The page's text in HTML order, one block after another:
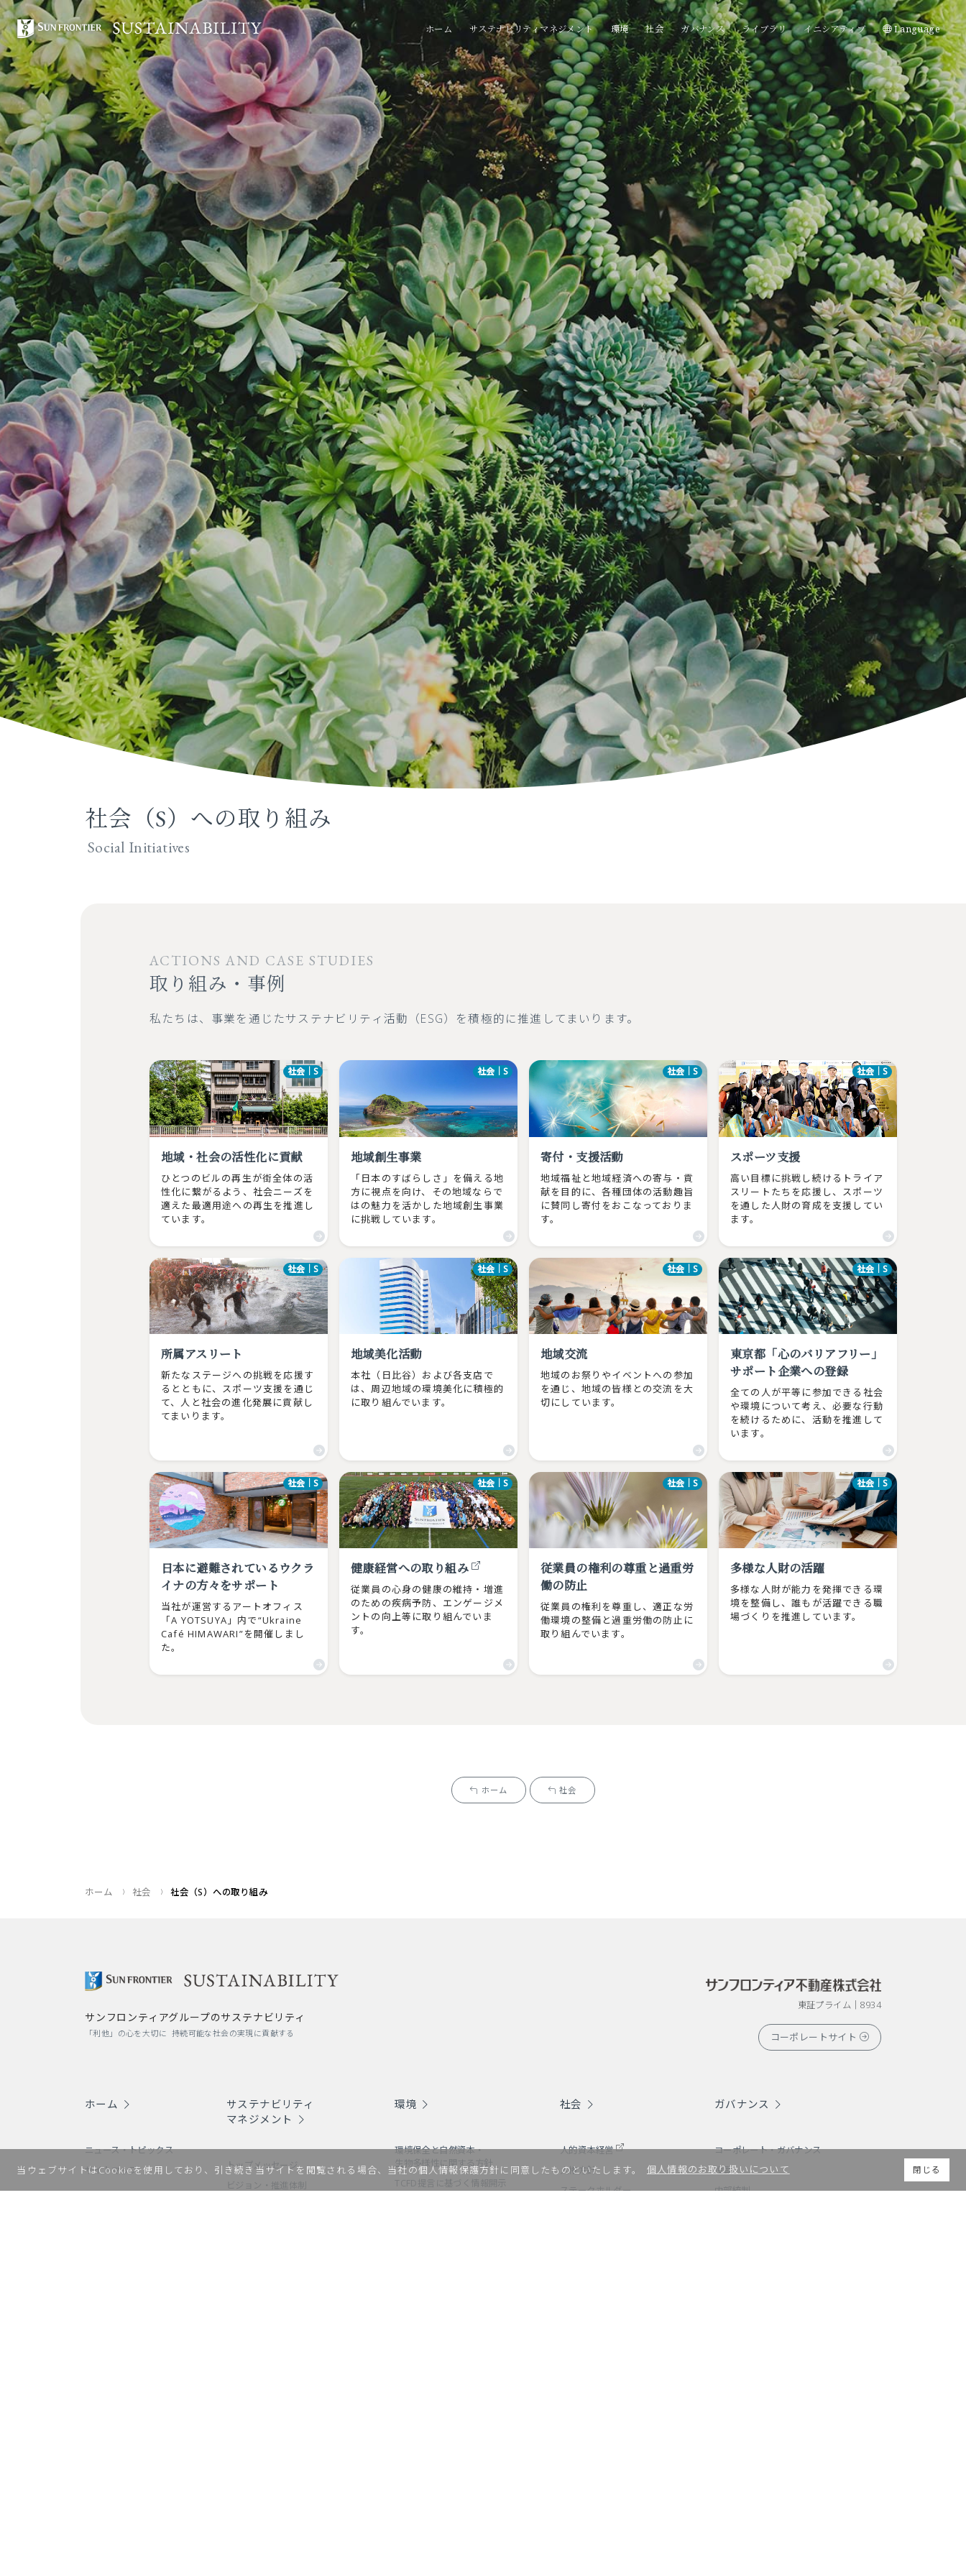
当ウェブサイトはCookieを使用しており、引き続き当サイトを閲覧される場合、当社の個人情報保護方針に同意したものといたします。 個人情報のお取り扱いについて 閉じる
ホーム サステナビリティマネジメント 環境 社会 ガバナンス ライブラリ イニシアティブ Language
社会（S）への取り組み
Social Initiatives
ACTIONS AND CASE STUDIES
取り組み・事例
私たちは、事業を通じたサステナビリティ活動（ESG）を積極的に推進してまいります。
社会｜S
地域・社会の活性化に貢献
ひとつのビルの再生が街全体の活
性化に繋がるよう、社会ニーズを
適えた最適用途への再生を推進し
ています。
社会｜S
地域創生事業
「日本のすばらしさ」を備える地
方に視点を向け、その地域ならで
はの魅力を活かした地域創生事業
に挑戦しています。
社会｜S
寄付・支援活動
地域福祉と地域経済への寄与・貢
献を目的に、各種団体の活動趣旨
に賛同し寄付をおこなっておりま
す。
社会｜S
スポーツ支援
高い目標に挑戦し続けるトライア
スリートたちを応援し、スポーツ
を通した人財の育成を支援してい
ます。
社会｜S
所属アスリート
新たなステージへの挑戦を応援す
るとともに、スポーツ支援を通じ
て、人と社会の進化発展に貢献し
てまいります。
社会｜S
地域美化活動
本社（日比谷）および各支店で
は、周辺地域の環境美化に積極的
に取り組んでいます。
社会｜S
地域交流
地域のお祭りやイベントへの参加
を通じ、地域の皆様との交流を大
切にしています。
社会｜S
東京都「心のバリアフリー」
サポート企業への登録
全ての人が平等に参加できる社会
や環境について考え、必要な行動
を続けるために、活動を推進して
います。
社会｜S
日本に避難されているウクラ
イナの方々をサポート
当社が運営するアートオフィス
「A YOTSUYA」内で“Ukraine
Café HIMAWARI”を開催しまし
た。
社会｜S
健康経営への取り組み
従業員の心身の健康の維持・増進
のための疾病予防、エンゲージメ
ントの向上等に取り組んでいま
す。
社会｜S
従業員の権利の尊重と過重労
働の防止
従業員の権利を尊重し、適正な労
働環境の整備と過重労働の防止に
取り組んでいます。
社会｜S
多様な人財の活躍
多様な人財が能力を発揮できる環
境を整備し、誰もが活躍できる職
場づくりを推進しています。
ホーム 社会
ホーム 社会 社会（S）への取り組み
サンフロンティアグループのサステナビリティ
「利他」の心を大切に 持続可能な社会の実現に貢献する
東証プライム｜8934
コーポレートサイト
ホーム
ニュース・トピックス
サイトマップ
サステナビリティ
マネジメント
トップメッセージ
ビジョン・推進体制
環境
環境保全と自然資本・
生物多様性に関する方針
TCFD提言に基づく情報開示
社会
人的資本経営
人権方針
ステークホルダー
ガバナンス
コーポレート・ガバナンス
役員
内部統制